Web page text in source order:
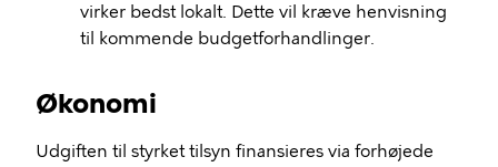
virker bedst lokalt. Dette vil kræve henvisning
til kommende budgetforhandlinger.
Økonomi
Udgiften til styrket tilsyn finansieres via forhøjede